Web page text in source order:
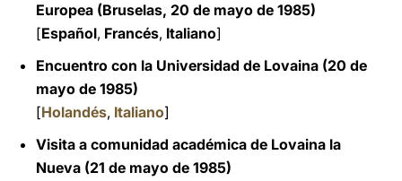
Europea (Bruselas, 20 de mayo de 1985)
[Español, Francés, Italiano]
Encuentro con la Universidad de Lovaina (20 de
mayo de 1985)
[Holandés, Italiano]
Visita a comunidad académica de Lovaina la
Nueva (21 de mayo de 1985)